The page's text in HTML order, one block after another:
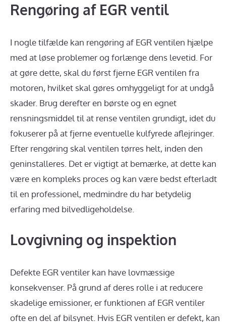
Rengøring af EGR ventil
I nogle tilfælde kan rengøring af EGR ventilen hjælpe
med at løse problemer og forlænge dens levetid. For
at gøre dette, skal du først fjerne EGR ventilen fra
motoren, hvilket skal gøres omhyggeligt for at undgå
skader. Brug derefter en børste og en egnet
rensningsmiddel til at rense ventilen grundigt, idet du
fokuserer på at fjerne eventuelle kulfyrede aflejringer.
Efter rengøring skal ventilen tørres helt, inden den
geninstalleres. Det er vigtigt at bemærke, at dette kan
være en kompleks proces og kan være bedst efterladt
til en professionel, medmindre du har betydelig
erfaring med bilvedligeholdelse.
Lovgivning og inspektion
Defekte EGR ventiler kan have lovmæssige
konsekvenser. På grund af deres rolle i at reducere
skadelige emissioner, er funktionen af EGR ventiler
ofte en del af bilsynet. Hvis EGR ventilen er defekt, kan